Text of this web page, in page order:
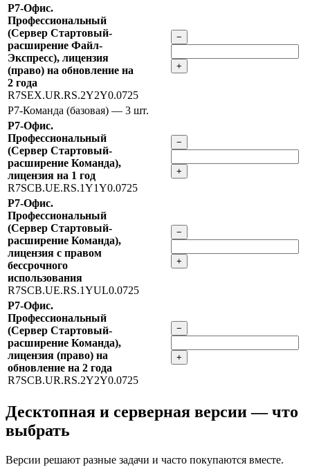
Р7-Офис.
Профессиональный
(Сервер Стартовый-
расширение Файл-
Экспресс), лицензия
(право) на обновление на
2 года
R7SEX.UR.RS.2Y2Y0.0725
−
+
Р7-Команда (базовая) — 3 шт.
Р7-Офис.
Профессиональный
(Сервер Стартовый-
расширение Команда),
лицензия на 1 год
R7SCB.UE.RS.1Y1Y0.0725
−
+
Р7-Офис.
Профессиональный
(Сервер Стартовый-
расширение Команда),
лицензия с правом
бессрочного
использования
R7SCB.UE.RS.1YUL0.0725
−
+
Р7-Офис.
Профессиональный
(Сервер Стартовый-
расширение Команда),
лицензия (право) на
обновление на 2 года
R7SCB.UR.RS.2Y2Y0.0725
−
+
Десктопная и серверная версии — что
выбрать
Версии решают разные задачи и часто покупаются вместе.